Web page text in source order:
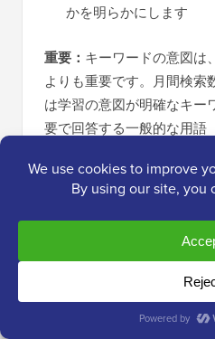
かを明らかにします
重要： キーワードの意図は
よりも重要です。月間検索
は学習の意図が明確なキー
要で回答する一般的な用語
者が回答を得るためにウェ
があるキーワードに焦点
完全なチュートリアルにつ
グのキーワードリサーチ方